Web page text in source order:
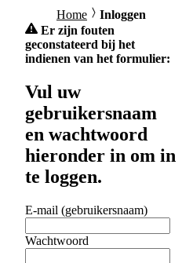
Home
Inloggen
Er zijn fouten
geconstateerd bij het
indienen van het formulier:
Vul uw
gebruikersnaam
en wachtwoord
hieronder in om in
te loggen.
E-mail (gebruikersnaam)
Wachtwoord